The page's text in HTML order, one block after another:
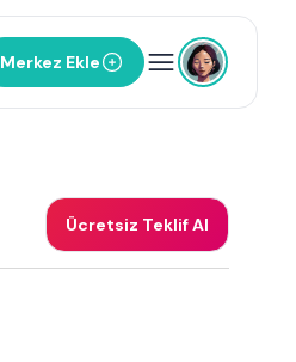
Merkez Ekle
Ücretsiz Teklif Al